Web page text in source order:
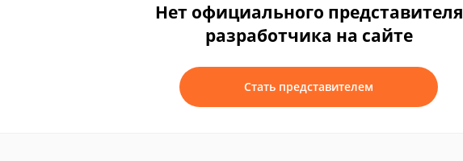
Нет официального представителя
разработчика на сайте
Стать представителем